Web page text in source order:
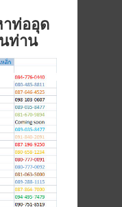
ท่ออุด
ท่าน